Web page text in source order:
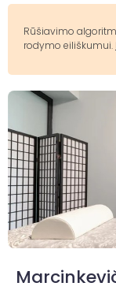
Rūšiavimo
rodymo eiliškumui.